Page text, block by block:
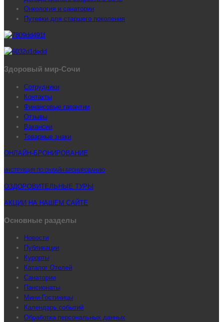
Онкология и санатории
Путевки для старшего поколения
Здоровый мир-Сочи
Сотрудники
Контакты
Финансовые гарантии
Отзывы
Вакансии
Товарные знаки
ОНЛАЙН-БРОНИРОВАНИЕ
ИНСТРУКЦИЯ ПО ОНЛАЙН-БРОНИРОВАНИЮ
ОЗДОРОВИТЕЛЬНЫЕ ТУРЫ
АКЦИИ НА НАШЕМ САЙТЕ
Основные разделы
Новости
Публикации
Курорты
Каталог Отелей
Санатории
Пансионаты
Мини-Гостиницы
Календарь событий
Обработка персональных данных